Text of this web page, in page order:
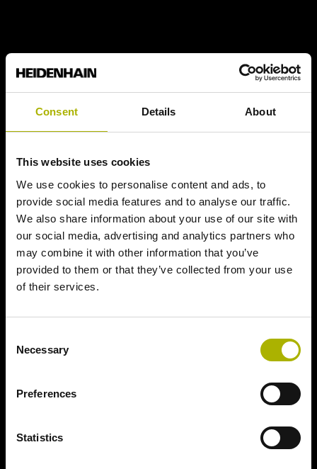
Consent Details About
This website uses cookies
We use cookies to personalise content and ads, to
provide social media features and to analyse our traffic.
We also share information about your use of our site with
our social media, advertising and analytics partners who
may combine it with other information that you’ve
provided to them or that they’ve collected from your use
of their services.
Selection
Necessary
Preferences
Statistics